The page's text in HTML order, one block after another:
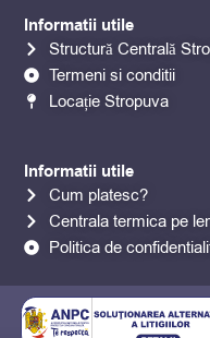
Informatii utile
Cum platesc?
Centrala termica pe
Politica de
b
o
o
Informatii utile
Structură Centrală
Termeni si conditii
Locație Stropuva